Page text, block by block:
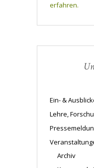
erfahren.
Ein- &
Lehre,
Archiv